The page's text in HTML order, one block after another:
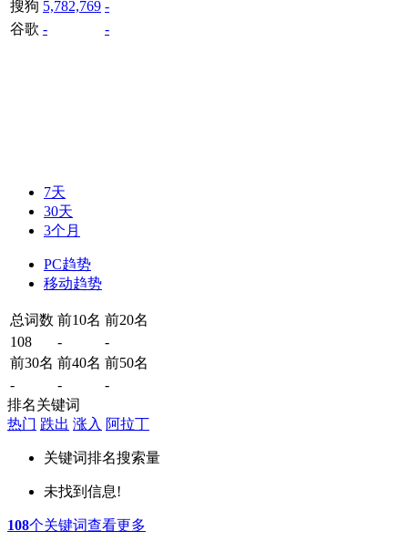
搜狗 5,782,769 -
谷歌 - -
7天
30天
3个月
PC趋势
移动趋势
总词数 前10名 前20名
108
-
-
前30名 前40名 前50名
-
-
-
排名关键词
热门 跌出 涨入 阿拉丁
关键词排名搜索量
未找到信息!
108个关键词查看更多